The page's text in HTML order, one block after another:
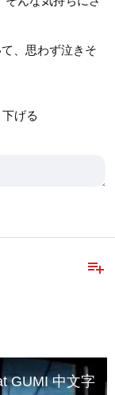
、思わず泣きそ
下げる
playlist_add
GUMI 中文字幕